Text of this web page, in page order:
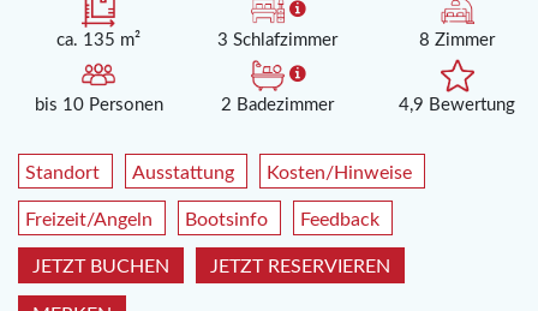
ca. 135 m² 3 Schlafzimmer 8 Zimmer
bis 10 Personen 2 Badezimmer 4,9 Bewertung
Standort Ausstattung Kosten/Hinweise
Freizeit/Angeln Bootsinfo Feedback
JETZT BUCHEN JETZT RESERVIEREN